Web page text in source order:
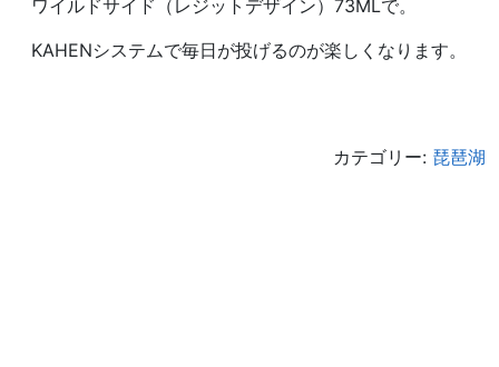
ワイルドサイド（レジットデザイン）73MLで。
KAHENシステムで毎日が投げるのが楽しくなります。
カテゴリー: 琵琶湖